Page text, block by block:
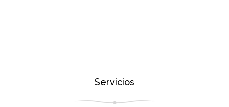
Servicios